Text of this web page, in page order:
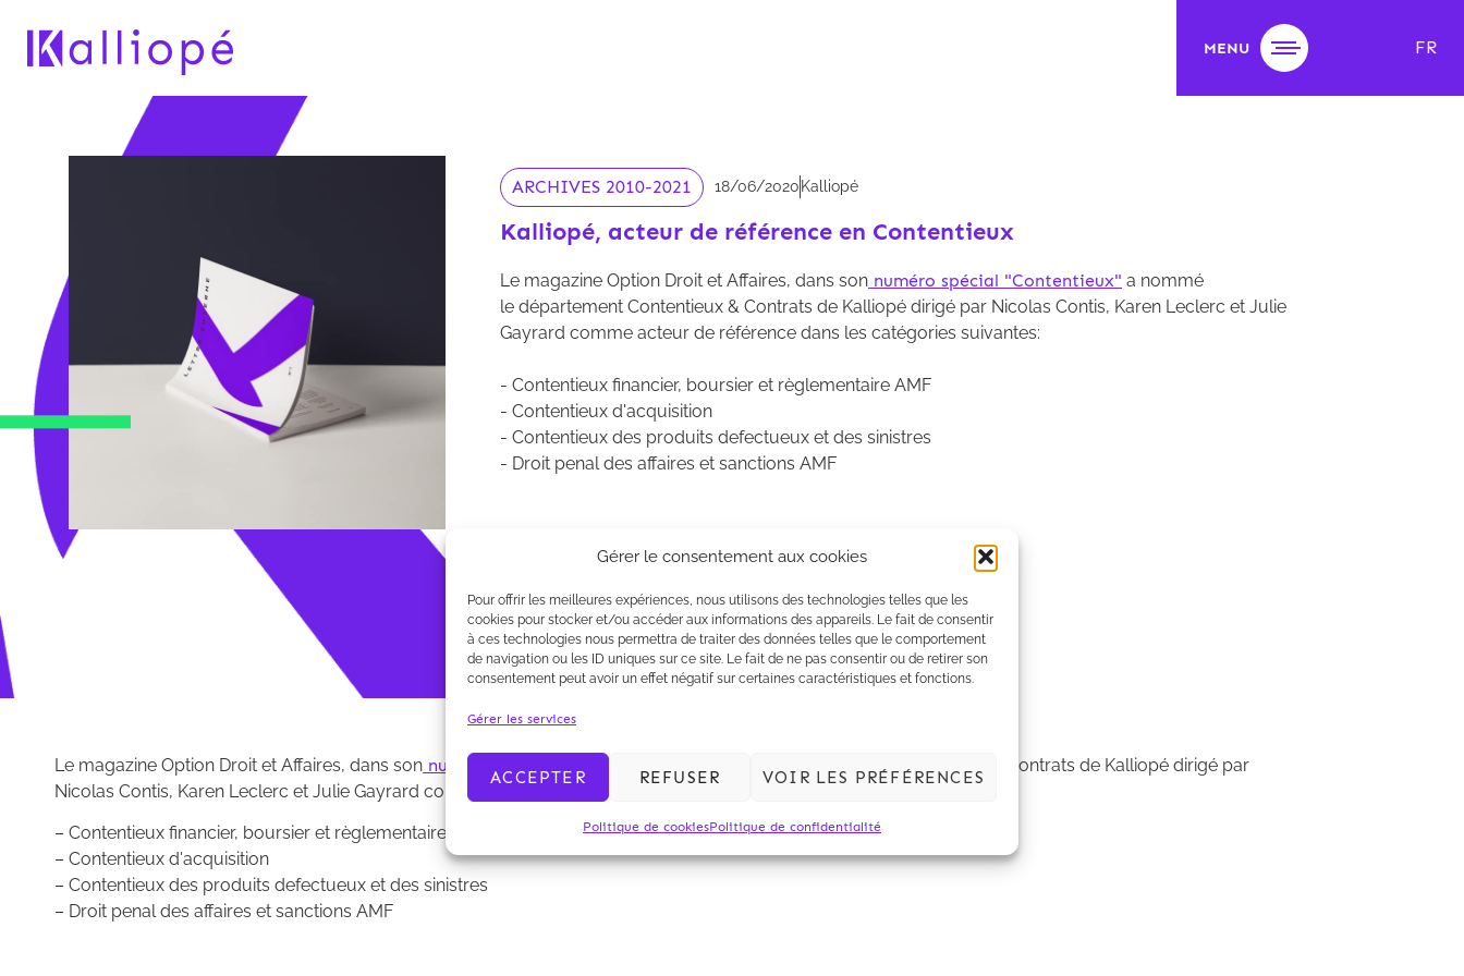
Gérer le consentement aux cookies
Pour offrir les meilleures expériences, nous utilisons des technologies telles que les
cookies pour stocker et/ou accéder aux informations des appareils. Le fait de consentir
à ces technologies nous permettra de traiter des données telles que le comportement
de navigation ou les ID uniques sur ce site. Le fait de ne pas consentir ou de retirer son
consentement peut avoir un effet négatif sur certaines caractéristiques et fonctions.
Gérer les services
ACCEPTER REFUSER VOIR LES PRÉFÉRENCES
Politique de cookiesPolitique de confidentialité
MENU FR
ARCHIVES 2010-2021 18/06/2020 Kalliopé
Kalliopé, acteur de référence en Contentieux
Le magazine Option Droit et Affaires, dans son numéro spécial "Contentieux" a nommé
le département Contentieux & Contrats de Kalliopé dirigé par Nicolas Contis, Karen Leclerc et Julie
Gayrard comme acteur de référence dans les catégories suivantes:
- Contentieux financier, boursier et règlementaire AMF
- Contentieux d'acquisition
- Contentieux des produits defectueux et des sinistres
- Droit penal des affaires et sanctions AMF
Le magazine Option Droit et Affaires, dans son numéro spécial "Contentieux"
a nommé le département Contentieux & Contrats de Kalliopé dirigé par
Nicolas Contis, Karen Leclerc et Julie Gayrard comme acteur de référence dans les catégories suivantes:
– Contentieux financier, boursier et règlementaire AMF
– Contentieux d'acquisition
– Contentieux des produits defectueux et des sinistres
– Droit penal des affaires et sanctions AMF